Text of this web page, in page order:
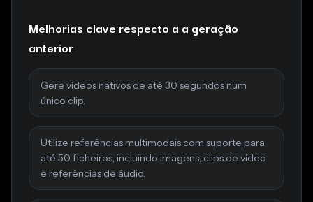
Melhorias clave respecto a a geração
anterior
Gere vídeos nativos de até 30 segundos num
único clip.
Utilize referências multimodais com suporte para
até 50 ficheiros, incluindo imagens, clips de vídeo
e referências de áudio.